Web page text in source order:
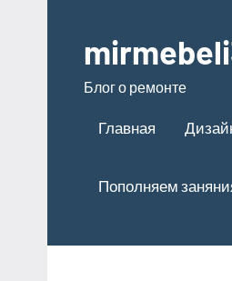
содержимому
Блог о ремонте
Главная
Пополняем